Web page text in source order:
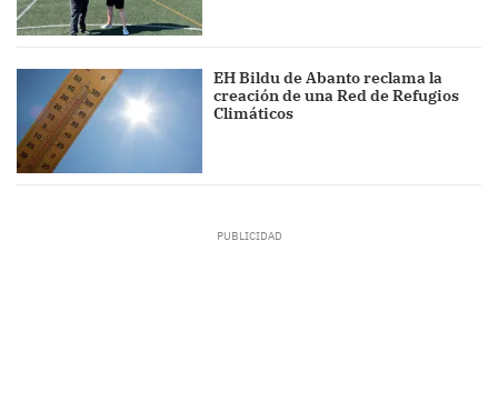
EH Bildu de Abanto reclama la
creación de una Red de Refugios
Climáticos